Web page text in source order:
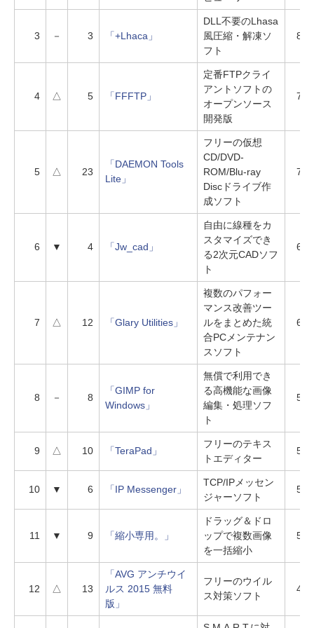
3 － 3 「+Lhaca」
DLL不要のLhasa
風圧縮・解凍ソ
フト
4 △ 5 「FFFTP」
定番FTPクライ
アントソフトの
オープンソース
開発版
5 △ 23
「DAEMON Tools
Lite」
フリーの仮想
CD/DVD-
ROM/Blu-ray
Discドライブ作
成ソフト
6 ▼ 4 「Jw_cad」
自由に線種をカ
スタマイズでき
る2次元CADソフ
ト
7 △ 12 「Glary Utilities」
複数のパフォー
マンス改善ツー
ルをまとめた統
合PCメンテナン
スソフト
8 － 8
「GIMP for
Windows」
無償で利用でき
る高機能な画像
編集・処理ソフ
ト
9 △ 10 「TeraPad」
フリーのテキス
トエディター
10 ▼ 6 「IP Messenger」
TCP/IPメッセン
ジャーソフト
11 ▼ 9 「縮小専用。」
ドラッグ＆ドロ
ップで複数画像
を一括縮小
12 △ 13
「AVG アンチウイ
ルス 2015 無料
版」
フリーのウイル
ス対策ソフト